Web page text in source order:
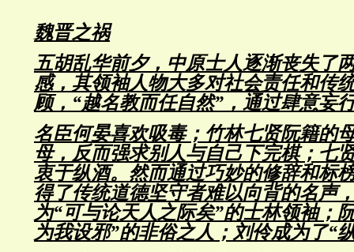
魏晋之祸
五胡乱华前夕，中原士人逐渐丧失了
感，其领袖人物大多对社会责任和传
顾，“越名教而任自然”，通过肆意妄
名臣何晏喜欢吸毒；竹林七贤阮籍的
母，反而强求别人与自己下完棋；七
衷于纵酒。然而通过巧妙的修辞和标
得了传统道德坚守者难以向背的名声
为“可与论天人之际矣”的士林领袖；
为我设邪”的非俗之人；刘伶成为了“